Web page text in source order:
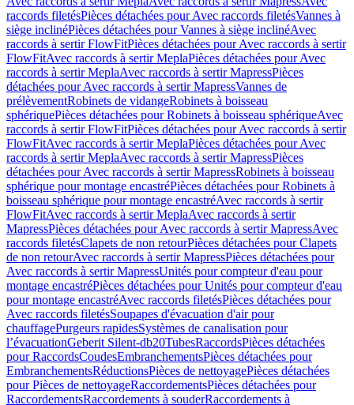
raccords filetésPièces détachées pour Avec raccords filetésVannes à
siège inclinéPièces détachées pour Vannes à siège inclinéAvec
raccords à sertir FlowFitPièces détachées pour Avec raccords à sertir
FlowFitAvec raccords à sertir MeplaPièces détachées pour Avec
raccords à sertir MeplaAvec raccords à sertir MapressPièces
détachées pour Avec raccords à sertir MapressVannes de
prélèvementRobinets de vidangeRobinets à boisseau
sphériquePièces détachées pour Robinets à boisseau sphériqueAvec
raccords à sertir FlowFitPièces détachées pour Avec raccords à sertir
FlowFitAvec raccords à sertir MeplaPièces détachées pour Avec
raccords à sertir MeplaAvec raccords à sertir MapressPièces
détachées pour Avec raccords à sertir MapressRobinets à boisseau
sphérique pour montage encastréPièces détachées pour Robinets à
boisseau sphérique pour montage encastréAvec raccords à sertir
FlowFitAvec raccords à sertir MeplaAvec raccords à sertir
MapressPièces détachées pour Avec raccords à sertir MapressAvec
raccords filetésClapets de non retourPièces détachées pour Clapets
de non retourAvec raccords à sertir MapressPièces détachées pour
Avec raccords à sertir MapressUnités pour compteur d'eau pour
montage encastréPièces détachées pour Unités pour compteur d'eau
pour montage encastréAvec raccords filetésPièces détachées pour
Avec raccords filetésSoupapes d'évacuation d'air pour
chauffagePurgeurs rapidesSystèmes de canalisation pour
l’évacuationGeberit Silent-db20TubesRaccordsPièces détachées
pour RaccordsCoudesEmbranchementsPièces détachées pour
EmbranchementsRéductionsPièces de nettoyagePièces détachées
pour Pièces de nettoyageRaccordementsPièces détachées pour
RaccordementsRaccordements à souderRaccordements à